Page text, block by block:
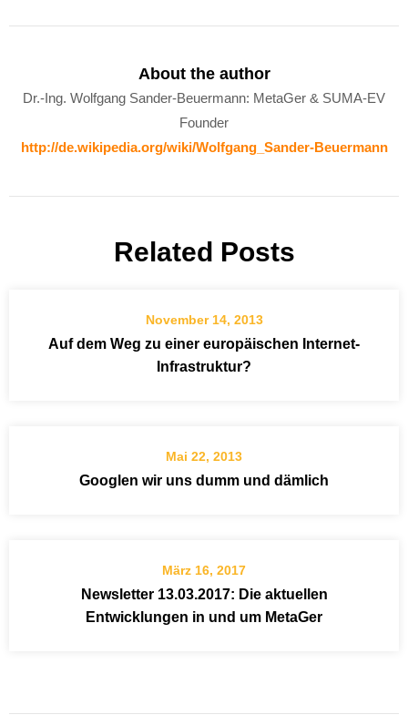
About the author
Dr.-Ing. Wolfgang Sander-Beuermann: MetaGer & SUMA-EV
Founder
http://de.wikipedia.org/wiki/Wolfgang_Sander-Beuermann
Related Posts
November 14, 2013
Auf dem Weg zu einer europäischen Internet-
Infrastruktur?
Mai 22, 2013
Googlen wir uns dumm und dämlich
März 16, 2017
Newsletter 13.03.2017: Die aktuellen
Entwicklungen in und um MetaGer